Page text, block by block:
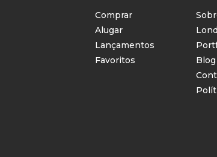
Comprar
Alugar
Lançamentos
Favoritos
Blog